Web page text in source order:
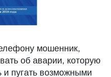
мошенник,
об аварии, которую
и пугать возможными